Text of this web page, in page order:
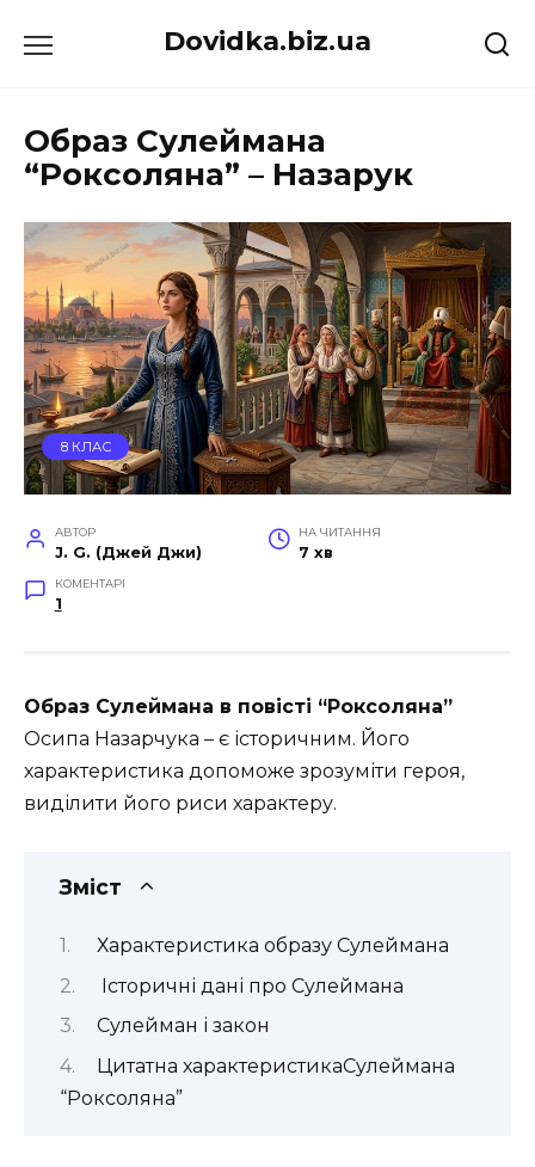
до
Dovidka.biz.ua
Образ Сулеймана
“Роксоляна” – Назарук
8 КЛАС
АВТОР
J. G. (Джей Джи)
НА ЧИТАННЯ
7 хв
КОМЕНТАРІ
1
Образ Сулеймана в повісті “Роксоляна”
Осипа Назарчука – є історичним. Його
характеристика допоможе зрозуміти героя,
виділити його риси характеру.
Зміст
Характеристика образу Сулеймана
Історичні дані про Сулеймана
Сулейман і закон
Цитатна характеристикаСулеймана
“Роксоляна”